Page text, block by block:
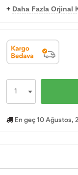
+ Daha Fazla Orjinal
En geç 10 Ağustos,